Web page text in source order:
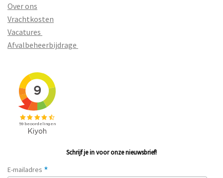
Over ons
Vrachtkosten
Vacatures
Afvalbeheerbijdrage
Schrijf je in voor onze nieuwsbrief!
E-mailadres *